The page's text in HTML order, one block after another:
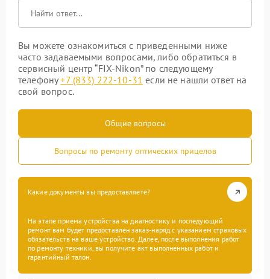
Вы можете ознакомиться с приведенными ниже
часто задаваемыми вопросами, либо обратиться в
сервисный центр “FIX-Nikon” по следующему
телефону+7 (833) 222-10-31 если не нашли ответ на
свой вопрос.
Общие вопросы
Вопросы по ремонту оптических прицелов
Какие документы вы предоставляете?
На этапе приема устройства на диагностику и последующий
ремонт вам будет предоставлен заказ-наряд с указанием страховых
обязательств на ваше устройство. Далее, после выполнения работ
по ремонту техники, вы получите акт выполненных работ и
гарантийный талон.